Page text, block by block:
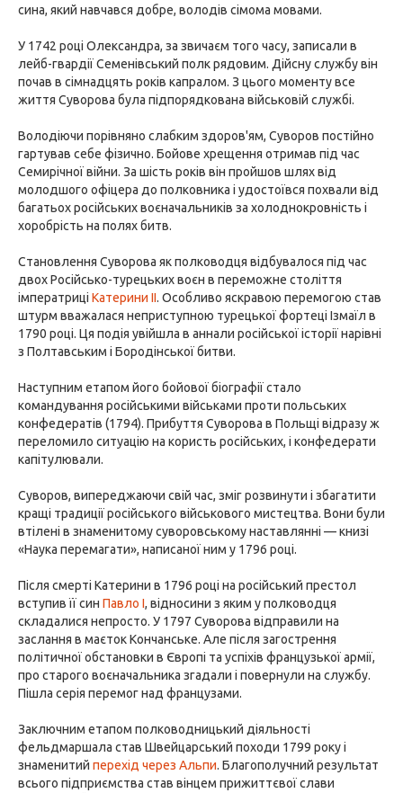
сина, який навчався добре, володів сімома мовами.
У 1742 році Олександра, за звичаєм того часу, записали в
лейб-гвардії Семенівський полк рядовим. Дійсну службу він
почав в сімнадцять років капралом. З цього моменту все
життя Суворова була підпорядкована військовій службі.
Володіючи порівняно слабким здоров'ям, Суворов постійно
гартував себе фізично. Бойове хрещення отримав під час
Семирічної війни. За шість років він пройшов шлях від
молодшого офіцера до полковника і удостоївся похвали від
багатьох російських воєначальників за холоднокровність і
хоробрість на полях битв.
Становлення Суворова як полководця відбувалося під час
двох Російсько-турецьких воєн в переможне століття
імператриці Катерини II. Особливо яскравою перемогою став
штурм вважалася неприступною турецької фортеці Ізмаїл в
1790 році. Ця подія увійшла в аннали російської історії нарівні
з Полтавським і Бородінської битви.
Наступним етапом його бойової біографії стало
командування російськими військами проти польських
конфедератів (1794). Прибуття Суворова в Польщі відразу ж
переломило ситуацію на користь російських, і конфедерати
капітулювали.
Суворов, випереджаючи свій час, зміг розвинути і збагатити
кращі традиції російського військового мистецтва. Вони були
втілені в знаменитому суворовському наставлянні — книзі
«Наука перемагати», написаної ним у 1796 році.
Після смерті Катерини в 1796 році на російський престол
вступив її син Павло I, відносини з яким у полководця
складалися непросто. У 1797 Суворова відправили на
заслання в маєток Кончанське. Але після загострення
політичної обстановки в Європі та успіхів французької армії,
про старого воєначальника згадали і повернули на службу.
Пішла серія перемог над французами.
Заключним етапом полководницький діяльності
фельдмаршала став Швейцарський походи 1799 року і
знаменитий перехід через Альпи. Благополучний результат
всього підприємства став вінцем прижиттєвої слави